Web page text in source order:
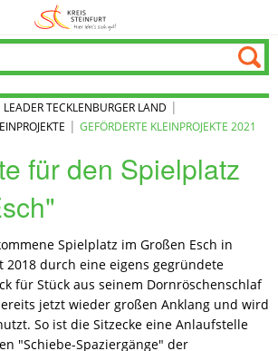
LEADER TECKLENBURGER LAND |
| GEFÖRDERTE KLEINPROJEKTE 2021
für den Spielplatz
Spielplatz im Großen Esch in
2018 durch eine eigens gegründete
für Stück aus seinem Dornröschenschlaf
jetzt wieder großen Anklang und wird
So ist die Sitzecke eine Anlaufstelle
"Schiebe-Spaziergänge" der